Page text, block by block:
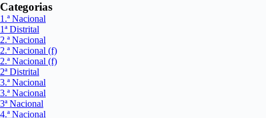
Categorias
1.ª Nacional
1ª Distrital
2.ª Nacional
2.ª Nacional (f)
2.ª Nacional (f)
2ª Distrital
3.ª Nacional
3.ª Nacional
3ª Nacional
4.ª Nacional